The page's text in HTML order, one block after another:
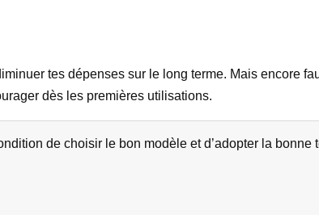
tes dépenses sur le long terme. Mais encore
dès les premières utilisations.
de choisir le bon modèle et d’adopter la bonne